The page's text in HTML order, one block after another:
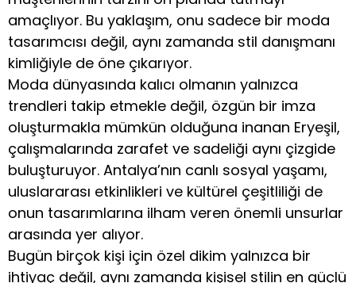
amaçlıyor. Bu yaklaşım, onu sadece bir moda
tasarımcısı değil, aynı zamanda stil danışmanı
kimliğiyle de öne çıkarıyor.
Moda dünyasında kalıcı olmanın yalnızca
trendleri takip etmekle değil, özgün bir imza
oluşturmakla mümkün olduğuna inanan Eryeşil,
çalışmalarında zarafet ve sadeliği aynı çizgide
buluşturuyor. Antalya’nın canlı sosyal yaşamı,
uluslararası etkinlikleri ve kültürel çeşitliliği de
onun tasarımlarına ilham veren önemli unsurlar
arasında yer alıyor.
Bugün birçok kişi için özel dikim yalnızca bir
ihtiyaç değil, aynı zamanda kişisel stilin en güçlü